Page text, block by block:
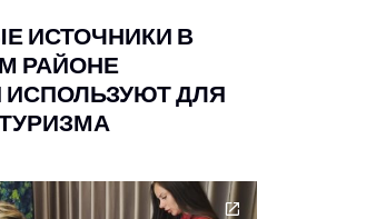
ИСТОЧНИКИ В
РАЙОНЕ
ДЛЯ